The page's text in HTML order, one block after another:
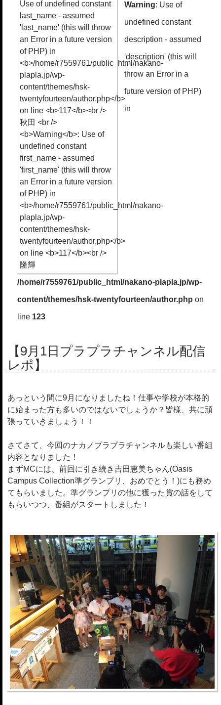
Warning: Use of
undefined constant
description - assumed
'description' (this will
throw an Error in a
future version of PHP)
in
/home/r7559761/public_html/nakano-plapla.jp/wp-
content/themes/hsk-twentyfourteen/author.php on
line 123
【9月1日プラプラチャンネル配信
レポ】
あっという間に9月になりましたね！仕事や学校が本格的
に始まった方も多いのではないでしょうか？皆様、共に頑
張っていきましょう！！
さてさて、今回のナカノプラプラチャンネルも楽しい番組
内容となりました！
まずMCには、前回に引き続き吉田恵美ちゃん(Oasis
Campus Collection準グランプリ、おめでとう！)にも務め
てもらいました。準グランプリの他に獲った賞の話をして
もらいつつ、番組がスタートしました！